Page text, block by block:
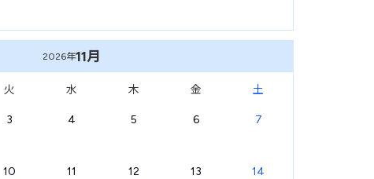
2026年11月
火 水 木 金 土
3 4 5 6 7
10 11 12 13 14